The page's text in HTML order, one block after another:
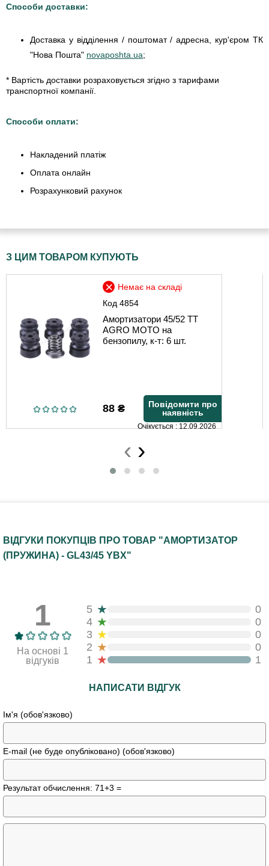
Способи доставки:
Доставка у відділення / поштомат / адресна, кур'єром ТК
"Нова Пошта" novaposhta.ua;
* Вартість доставки розраховується згідно з тарифами
транспортної компанії.
Способи оплати:
Накладений платіж
Оплата онлайн
Розрахунковий рахунок
З ЦИМ ТОВАРОМ КУПУЮТЬ
Код 4854
Немає на складі
Амортизатори 45/52 TT
AGRO MOTO на
бензопилу, к-т: 6 шт.
88 ₴
Повідомити про
наявність
Очікується : 12.09.2026
‹ ›
ВІДГУКИ ПОКУПЦІВ ПРО ТОВАР "АМОРТИЗАТОР
(ПРУЖИНА) - GL43/45 YBX"
1
На основі 1
відгуків
5 ★
0
4 ★
0
3 ★
0
2 ★
0
1 ★ 1
НАПИСАТИ ВІДГУК
Ім'я (обов'язково)
E-mail (не буде опубліковано) (обов'язково)
Результат обчислення: 71+3 =